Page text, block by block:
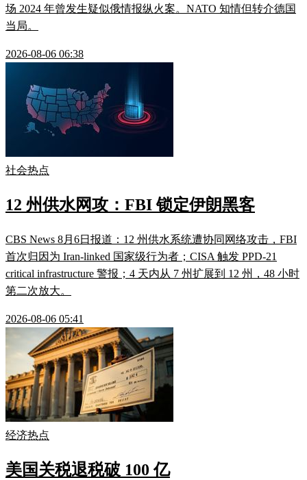
场 2024 年曾发生疑似俄情报纵火案。NATO 知情但转介德国
当局。
2026-08-06 06:38
社会热点
12 州供水网攻：FBI 锁定伊朗黑客
CBS News 8月6日报道：12 州供水系统遭协同网络攻击，FBI
首次归因为 Iran-linked 国家级行为者；CISA 触发 PPD-21
critical infrastructure 警报；4 天内从 7 州扩展到 12 州，48 小时
第二次放大。
2026-08-06 05:41
经济热点
美国关税退税破 100 亿